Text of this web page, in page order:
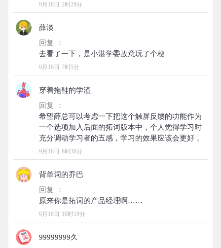
9月18日 2时28分
薛淡
回复 ：
9月18日 7时5分
穿着拖鞋的学渣
回复 ：
希望薛总可以考虑一下把这个触屏反馈的功能作为
一个选项加入后面的拓词版本中，个人觉得学习时
9月18日 8时38分
背单词的乔巴
回复 ：
9月18日 10时19分
99999999久